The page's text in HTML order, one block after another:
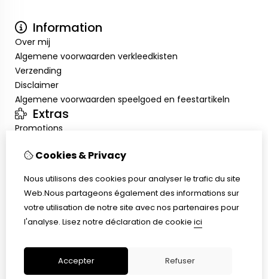
Information
Over mij
Algemene voorwaarden verkleedkisten
Verzending
Disclaimer
Algemene voorwaarden speelgoed en feestartikeln
Extras
Promotions
Inloggen
Service client
Retour de marchandise
Cookies & Privacy
Nous utilisons des cookies pour analyser le trafic du site
Web.Nous partageons également des informations sur
votre utilisation de notre site avec nos partenaires pour
l'analyse. Lisez notre déclaration de cookie ici
Accepter Refuser